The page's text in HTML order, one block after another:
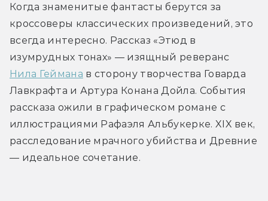
Когда знаменитые фантасты берутся за
кроссоверы классических произведений, это
всегда интересно. Рассказ «Этюд в
Нила Геймана в сторону творчества Говарда
Лавкрафта и Артура Конана Дойла. События
рассказа ожили в графическом романе с
иллюстрациями Рафаэля Альбукерке. XIX век,
расследование мрачного убийства и Древние
— идеальное сочетание.